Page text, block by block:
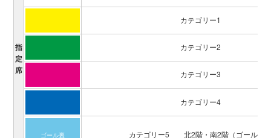
指
定
席
カテゴリー1
カテゴリー2
カテゴリー3
カテゴリー4
ゴール裏 カテゴリー5 北2階・南2階（ゴール裏